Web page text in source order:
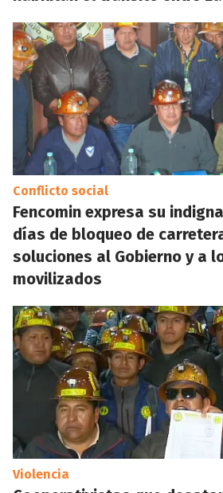
Conflicto social
Fencomin expresa su
días de bloqueo de
soluciones al Gobierno y a
movilizados
Violencia